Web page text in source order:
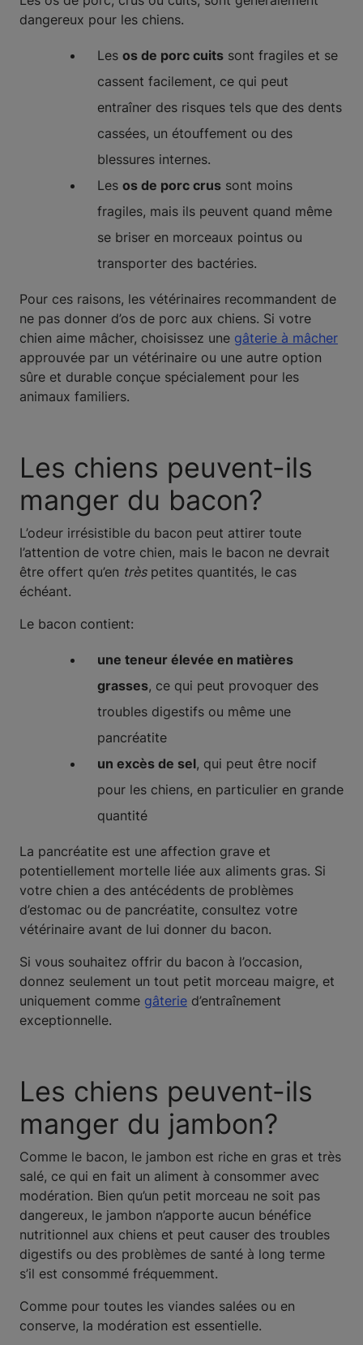
dangereux pour les chiens.
Les os de porc cuits sont fragiles et se
cassent facilement, ce qui peut
entraîner des risques tels que des dents
cassées, un étouffement ou des
blessures internes.
Les os de porc crus sont moins
fragiles, mais ils peuvent quand même
se briser en morceaux pointus ou
transporter des bactéries.
Pour ces raisons, les vétérinaires recommandent de
ne pas donner d’os de porc aux chiens. Si votre
chien aime mâcher, choisissez une gâterie à mâcher
approuvée par un vétérinaire ou une autre option
sûre et durable conçue spécialement pour les
animaux familiers.
Les chiens peuvent-ils
manger du bacon?
L’odeur irrésistible du bacon peut attirer toute
l’attention de votre chien, mais le bacon ne devrait
être offert qu’en trèspetites quantités, le cas
échéant.
Le bacon contient:
une teneur élevée en matières
grasses, ce qui peut provoquer des
troubles digestifs ou même une
pancréatite
un excès de sel, qui peut être nocif
pour les chiens, en particulier en grande
quantité
La pancréatite est une affection grave et
potentiellement mortelle liée aux aliments gras. Si
votre chien a des antécédents de problèmes
d’estomac ou de pancréatite, consultez votre
vétérinaire avant de lui donner du bacon.
Si vous souhaitez offrir du bacon à l’occasion,
donnez seulement un tout petit morceau maigre, et
uniquement comme gâterie d’entraînement
exceptionnelle.
Les chiens peuvent-ils
manger du jambon?
Comme le bacon, le jambon est riche en gras et très
salé, ce qui en fait un aliment à consommer avec
modération. Bien qu’un petit morceau ne soit pas
dangereux, le jambon n’apporte aucun bénéfice
nutritionnel aux chiens et peut causer des troubles
digestifs ou des problèmes de santé à long terme
s’il est consommé fréquemment.
Comme pour toutes les viandes salées ou en
conserve, la modération est essentielle.